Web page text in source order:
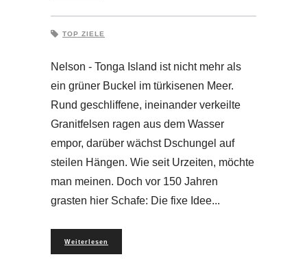
TOP ZIELE
Nelson - Tonga Island ist nicht mehr als
ein grüner Buckel im türkisenen Meer.
Rund geschliffene, ineinander verkeilte
Granitfelsen ragen aus dem Wasser
empor, darüber wächst Dschungel auf
steilen Hängen. Wie seit Urzeiten, möchte
man meinen. Doch vor 150 Jahren
grasten hier Schafe: Die fixe Idee
Weiterlesen